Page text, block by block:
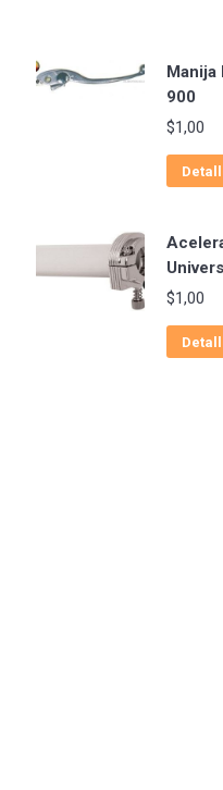
Manija
900
$1,00
$1,00